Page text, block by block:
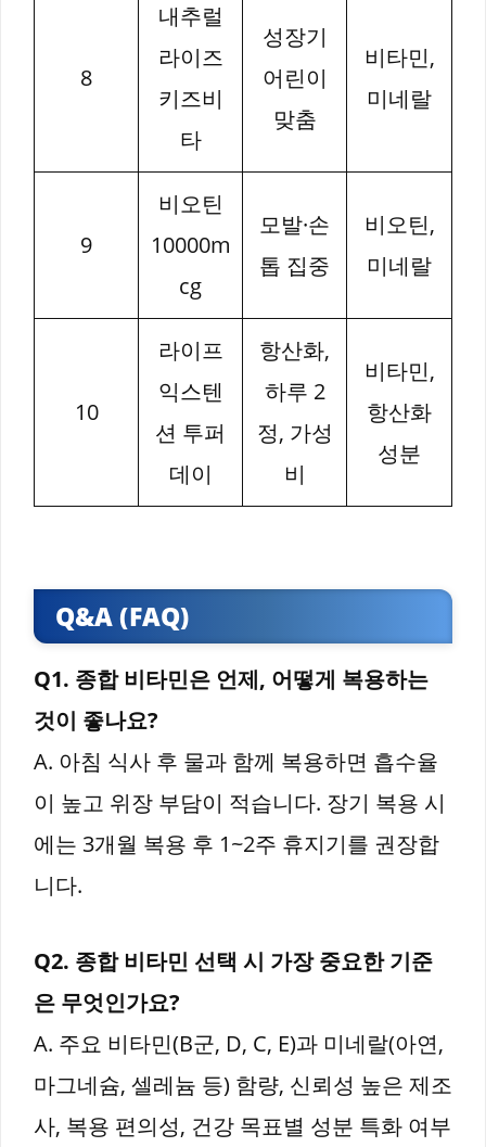
8
내추럴
라이즈
키즈비
타
성장기
어린이
맞춤
비타민,
미네랄
9
비오틴
10000m
cg
모발·손
톱 집중
비오틴,
미네랄
10
라이프
익스텐
션 투퍼
데이
항산화,
하루 2
정, 가성
비
비타민,
항산화
성분
Q&A (FAQ)
Q1. 종합 비타민은 언제, 어떻게 복용하는
것이 좋나요?
A. 아침 식사 후 물과 함께 복용하면 흡수율
이 높고 위장 부담이 적습니다. 장기 복용 시
에는 3개월 복용 후 1~2주 휴지기를 권장합
니다.
Q2. 종합 비타민 선택 시 가장 중요한 기준
은 무엇인가요?
A. 주요 비타민(B군, D, C, E)과 미네랄(아연,
마그네슘, 셀레늄 등) 함량, 신뢰성 높은 제조
사, 복용 편의성, 건강 목표별 성분 특화 여부